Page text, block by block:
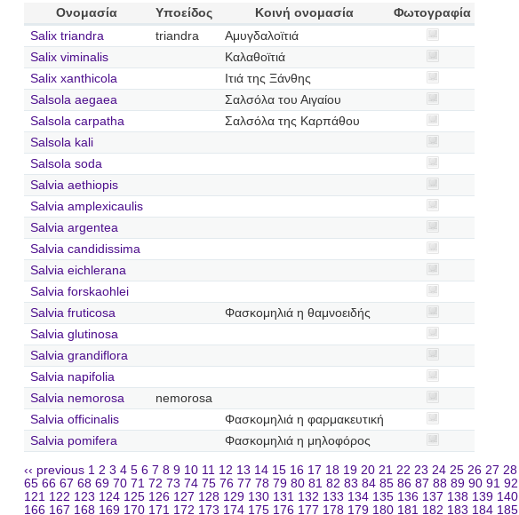
Ονομασία Υποείδος Κοινή ονομασία
Φωτογραφία
Salix triandra
triandra
Αμυγδαλοϊτιά
Salix viminalis
Καλαθοϊτιά
Salix xanthicola
Ιτιά της Ξάνθης
Salsola aegaea
Σαλσόλα του Αιγαίου
Salsola carpatha
Σαλσόλα της Καρπάθου
Salsola kali
Salsola soda
Salvia aethiopis
Salvia amplexicaulis
Salvia argentea
Salvia candidissima
Salvia eichlerana
Salvia forskaohlei
Salvia fruticosa
Φασκομηλιά η θαμνοειδής
Salvia glutinosa
Salvia grandiflora
Salvia napifolia
Salvia nemorosa
nemorosa
Salvia officinalis
Φασκομηλιά η φαρμακευτική
Salvia pomifera
Φασκομηλιά η μηλοφόρος
‹‹ previous 1 2 3 4 5 6 7 8 9 10 11 12 13 14 15 16 17 18 19 20 21 22 23 24 25 26 27 28
65 66 67 68 69 70 71 72 73 74 75 76 77 78 79 80 81 82 83 84 85 86 87 88 89 90 91 92
121 122 123 124 125 126 127 128 129 130 131 132 133 134 135 136 137 138 139 140
166 167 168 169 170 171 172 173 174 175 176 177 178 179 180 181 182 183 184 185